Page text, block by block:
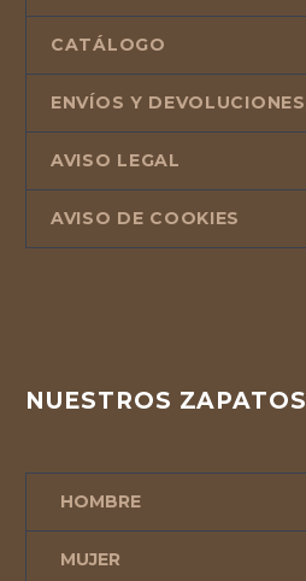
CATÁLOGO
ENVÍOS Y DEVOLUCIONES
AVISO LEGAL
AVISO DE COOKIES
NUESTROS ZAPATOS
HOMBRE
MUJER